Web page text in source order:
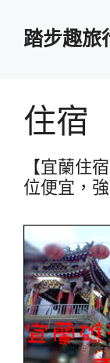
踏步趣旅
住宿
【宜蘭住
位便宜，